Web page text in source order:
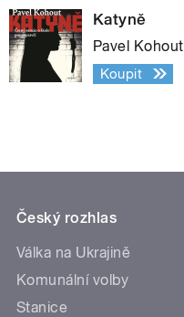
Katyně
Pavel Kohout
Koupit
Český rozhlas
Válka na Ukrajině
Komunální volby
Stanice